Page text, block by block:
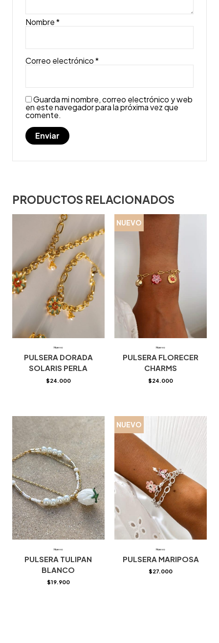
Nombre*
Correo electrónico*
Guarda mi nombre, correo electrónico y web
en este navegador para la próxima vez que
comente.
PRODUCTOS RELACIONADOS
Nuevo
PULSERA DORADA
SOLARIS PERLA
$24.000
NUEVO
Nuevo
PULSERA FLORECER
CHARMS
$24.000
Nuevo
PULSERA TULIPAN
BLANCO
$19.900
NUEVO
Nuevo
PULSERA MARIPOSA
$27.000